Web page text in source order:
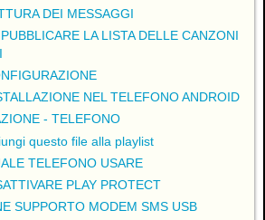
DEI MESSAGGI
LA LISTA DELLE CANZONI
NEL TELEFONO ANDROID
- TELEFONO
questo file alla playlist
TELEFONO USARE
PLAY PROTECT
SUPPORTO MODEM SMS USB